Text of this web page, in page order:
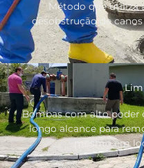
Método que utiliza
desobstrução de
Bombas com alto poder
longo alcance para
mesmo em